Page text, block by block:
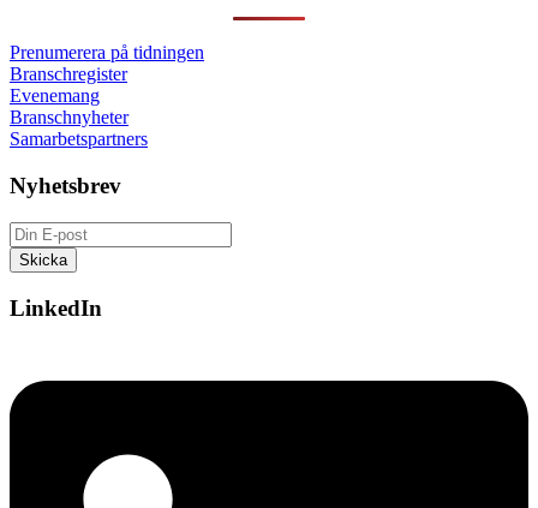
Prenumerera på tidningen
Branschregister
Evenemang
Branschnyheter
Samarbetspartners
Nyhetsbrev
LinkedIn